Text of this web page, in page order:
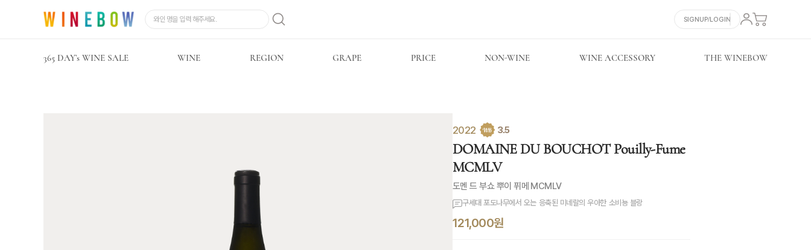
SIGNUP/LOGIN
365 DAY’s WINE SALE WINE REGION GRAPE PRICE NON-WINE WINE ACCESSORY THE WINEBOW
2022 3.5
DOMAINE DU BOUCHOT Pouilly-Fume
MCMLV
도멘 드 부쇼 뿌이 퓌메 MCMLV
구세대 포도나무에서 오는 응축된 미네랄의 우아한 소비뇽 블랑
121,000원